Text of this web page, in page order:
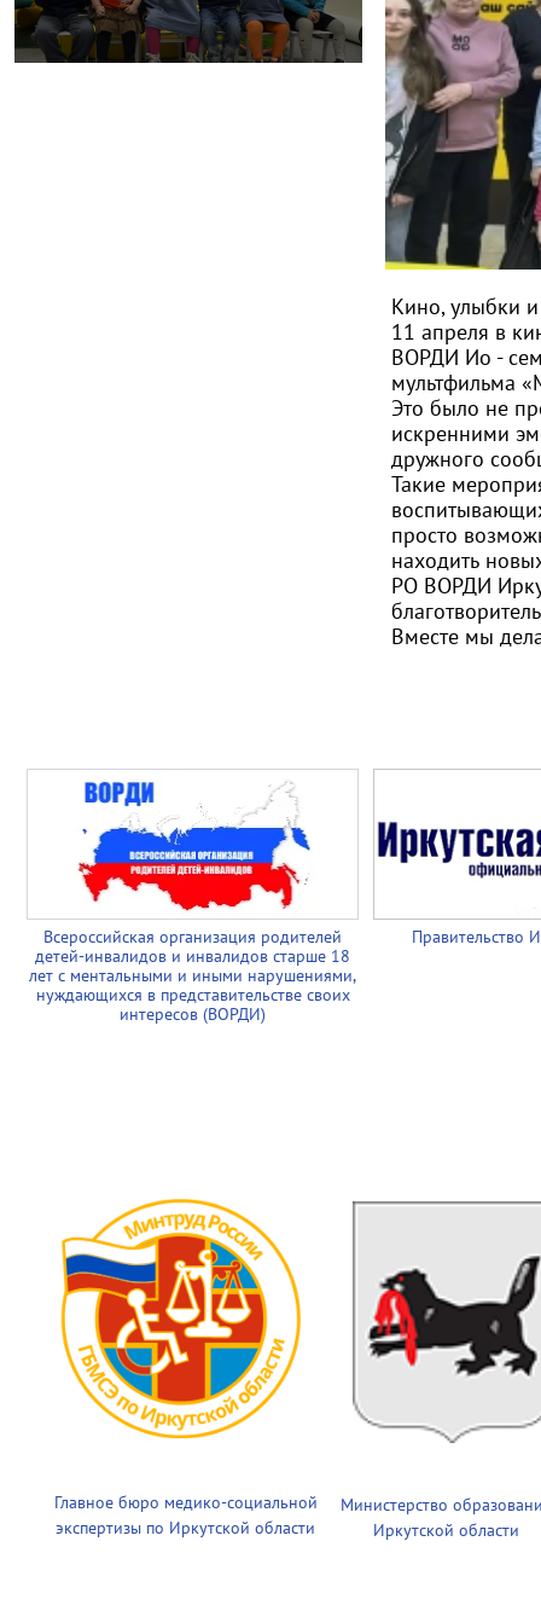
Кино, улыбки
11 апреля в
ВОРДИ Ио -
мультфильма
Это было не
искренними
дружного
Такие
просто
находить
РО ВОРДИ
Вместе мы
Всероссийская организация родителей
детей-инвалидов и инвалидов старше 18
лет с ментальными и иными нарушениями,
нуждающихся в представительстве своих
интересов (ВОРДИ)
Правительство
Главное бюро медико-социальной
экспертизы по Иркутской области
Министерство
Иркутской области